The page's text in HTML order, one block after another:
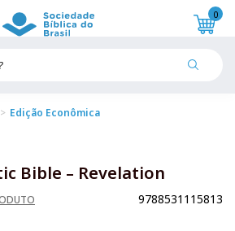
0
Edição Econômica
Bible – Revelation
9788531115813